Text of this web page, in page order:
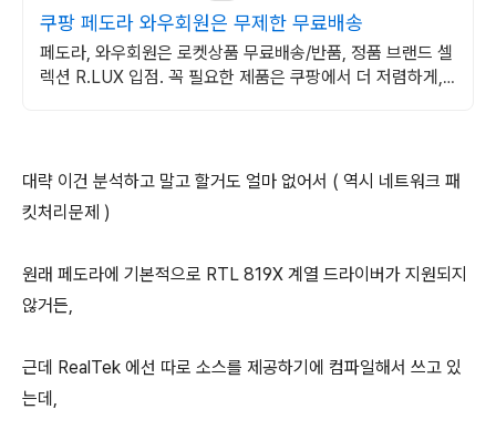
쿠팡 페도라 와우회원은 무제한 무료배송
페도라, 와우회원은 로켓상품 무료배송/반품, 정품 브랜드 셀
렉션 R.LUX 입점. 꼭 필요한 제품은 쿠팡에서 더 저렴하게,
대략 이건 분석하고 말고 할거도 얼마 없어서 ( 역시 네트워크 패
킷처리문제 )
원래 페도라에 기본적으로 RTL 819X 계열 드라이버가 지원되지
않거든,
근데 RealTek 에선 따로 소스를 제공하기에 컴파일해서 쓰고 있
는데,